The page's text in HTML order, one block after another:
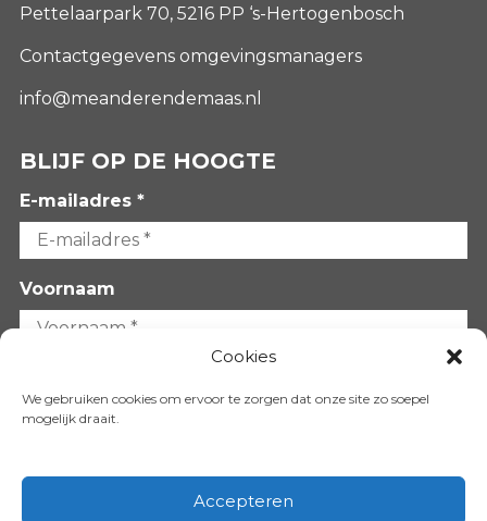
Cookies
We gebruiken cookies om ervoor te zorgen dat onze site zo soepel
mogelijk draait.
Accepteren
Pettelaarpark 70, 5216 PP ‘s-Hertogenbosch
Contactgegevens omgevingsmanagers
info@meanderendemaas.nl
BLIJF OP DE HOOGTE
E-mailadres *
Voornaam